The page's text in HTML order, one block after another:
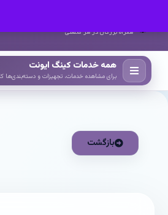
همراه بزرگان در هر صنعتی
همه خدمات کینگ ایونت
برای مشاهده خدمات، تجهیزات و دسته‌بندی‌ها
بازگشت